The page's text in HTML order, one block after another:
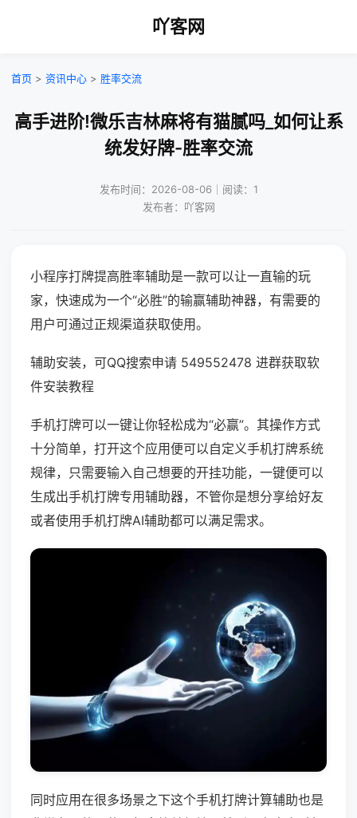
吖客网
首页 > 资讯中心 > 胜率交流
高手进阶!微乐吉林麻将有猫腻吗_如何让系
统发好牌-胜率交流
发布时间：2026-08-06｜阅读：1
发布者：吖客网
小程序打牌提高胜率辅助是一款可以让一直输的玩
家，快速成为一个“必胜”的输赢辅助神器，有需要的
用户可通过正规渠道获取使用。
辅助安装，可QQ搜索申请 549552478 进群获取软
件安装教程
手机打牌可以一键让你轻松成为“必赢”。其操作方式
十分简单，打开这个应用便可以自定义手机打牌系统
规律，只需要输入自己想要的开挂功能，一键便可以
生成出手机打牌专用辅助器，不管你是想分享给好友
或者使用手机打牌AI辅助都可以满足需求。
同时应用在很多场景之下这个手机打牌计算辅助也是